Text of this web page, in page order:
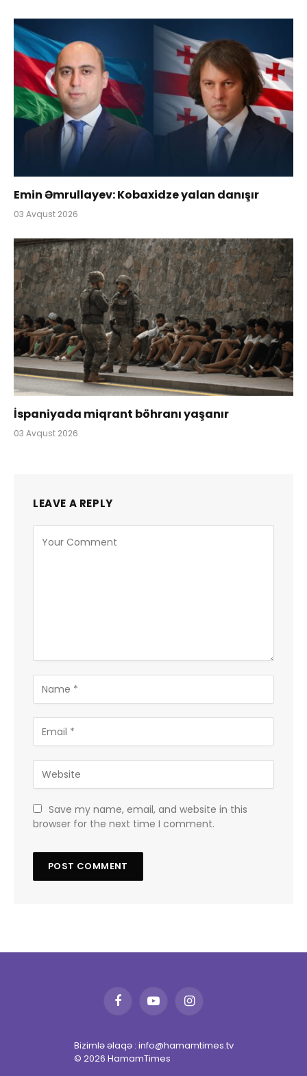
Emin Əmrullayev: Kobaxidze yalan danışır
03 Avqust 2026
İspaniyada miqrant böhranı yaşanır
03 Avqust 2026
LEAVE A REPLY
Save my name, email, and website in this
browser for the next time I comment.
FacebookYouTubeInstagram
Bizimlə əlaqə : info@hamamtimes.tv
© 2026 HamamTimes